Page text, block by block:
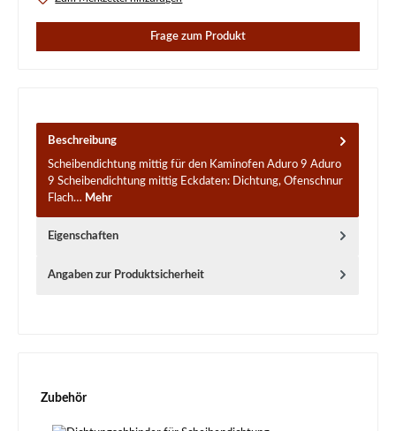
Frage zum Produkt
Beschreibung
Scheibendichtung mittig für den Kaminofen Aduro 9 Aduro
9 Scheibendichtung mittig Eckdaten: Dichtung, Ofenschnur
Flach… Mehr
Eigenschaften
Angaben zur Produktsicherheit
Produktgalerie überspringen
Zubehör